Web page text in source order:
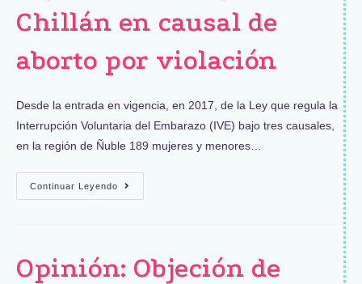
Chillán en causal de
aborto por violación
Desde la entrada en vigencia, en 2017, de la Ley que regula la
Interrupción Voluntaria del Embarazo (IVE) bajo tres causales,
en la región de Ñuble 189 mujeres y menores…
Continuar Leyendo
Opinión: Objeción de